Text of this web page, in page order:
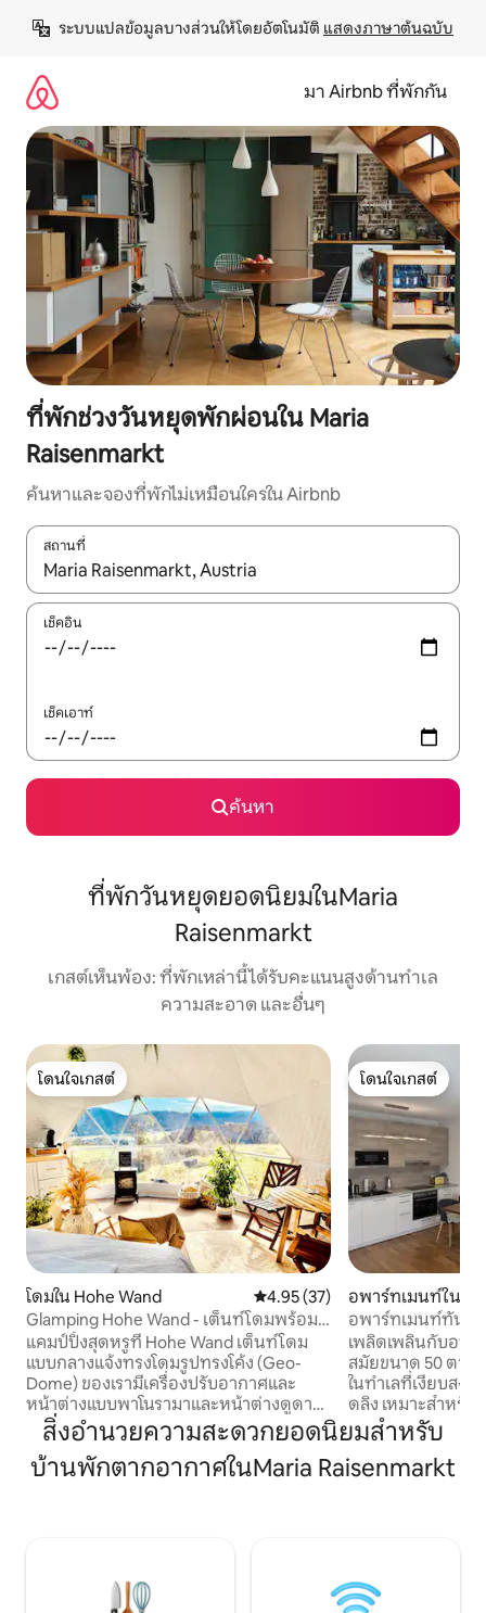
เนื้อหา
ระบบแปลข้อมูลบางส่วนให้โดยอัตโนมัติ แสดงภาษาต้นฉบับ
มา Airbnb ที่พักกัน
ที่พักช่วงวันหยุดพักผ่อนใน Maria
Raisenmarkt
ค้นหาและจองที่พักไม่เหมือนใครใน Airbnb
สถานที่
ใช้ลูกศรขึ้นลง หรือใช้การสัมผัสหรือปัด เพื่อสำรวจผลการค้นหา
เช็คอิน
เช็คเอาท์
ค้นหา
ที่พักวันหยุดยอดนิยมในMaria
Raisenmarkt
เกสต์เห็นพ้อง: ที่พักเหล่านี้ได้รับคะแนนสูงด้านทำเล
ความสะอาด และอื่นๆ
โดนใจเกสต์
โดนใจเกสต์
โดมใน Hohe Wand คะแนนเฉลี่ย 4.95 จาก 5, 37 รีวิว
4.95 (37)
Glamping Hohe Wand - เต็นท์โดมพร้อม
หน้าต่างดาว
แคมป์ปิ้งสุดหรูที่ Hohe Wand เต็นท์โดม
แบบกลางแจ้งทรงโดมรูปทรงโค้ง (Geo-
Dome) ของเรามีเครื่องปรับอากาศและ
หน้าต่างแบบพาโนรามาและหน้าต่างดูดาว
มอบธรรมชาติ ความโรแมนติก และความ
รู้สึกแบบเต็นท์บับเบิลอย่างแท้จริง สิ่งที่ต้อง
ทำ: *อ่างน้ำร้อน * โอเอซิสแห่งความสงบ *
โดนใจเกสต์
โดนใจเกสต์
อพาร์ทเมนท์ใน
อพาร์ทเมนท์ทันส
จอดรถใต้ดิน
เพลิดเพลินกับอพ
สมัยขนาด 50 ตาร
ในทำเลที่เงียบสงบ
ดลิง เหมาะสำหรับ
ธุรกิจ และผู้มาเยือนเวียนนา
ลิงอยู่ห่างออกไปป
เดิน และจากที่นั่น นั่
เอเชีย
สิ่งอำนวยความสะดวกยอดนิยมสำหรับ
บ้านพักตากอากาศในMaria Raisenmarkt